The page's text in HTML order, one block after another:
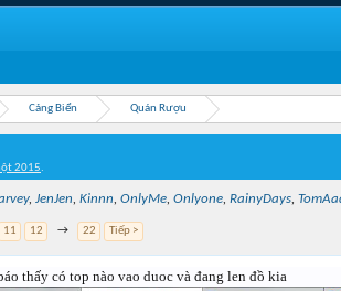
Cảng Biển Quán Rượu
2015.
, JenJen, Kinnn, OnlyMe, Onlyone, RainyDays,
11 12 → 22 Tiếp >
thấy có top nào vao duoc và đang len đồ kia